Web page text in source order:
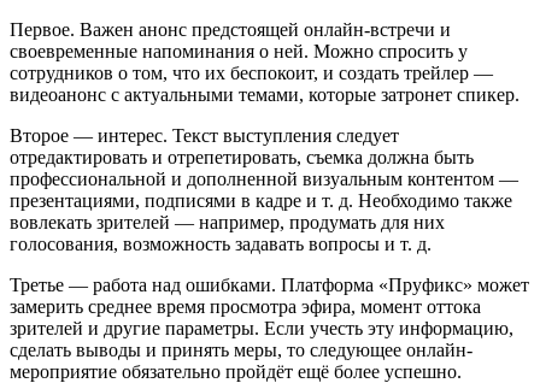
Первое. Важен анонс предстоящей онлайн-встречи и
своевременные напоминания о ней. Можно спросить у
сотрудников о том, что их беспокоит, и создать трейлер —
видеоанонс с актуальными темами, которые затронет спикер.
Второе — интерес. Текст выступления следует
отредактировать и отрепетировать, съемка должна быть
профессиональной и дополненной визуальным контентом —
презентациями, подписями в кадре и т. д. Необходимо также
вовлекать зрителей — например, продумать для них
голосования, возможность задавать вопросы и т. д.
Третье — работа над ошибками. Платформа «Пруфикс» может
замерить среднее время просмотра эфира, момент оттока
зрителей и другие параметры. Если учесть эту информацию,
сделать выводы и принять меры, то следующее онлайн-
мероприятие обязательно пройдёт ещё более успешно.